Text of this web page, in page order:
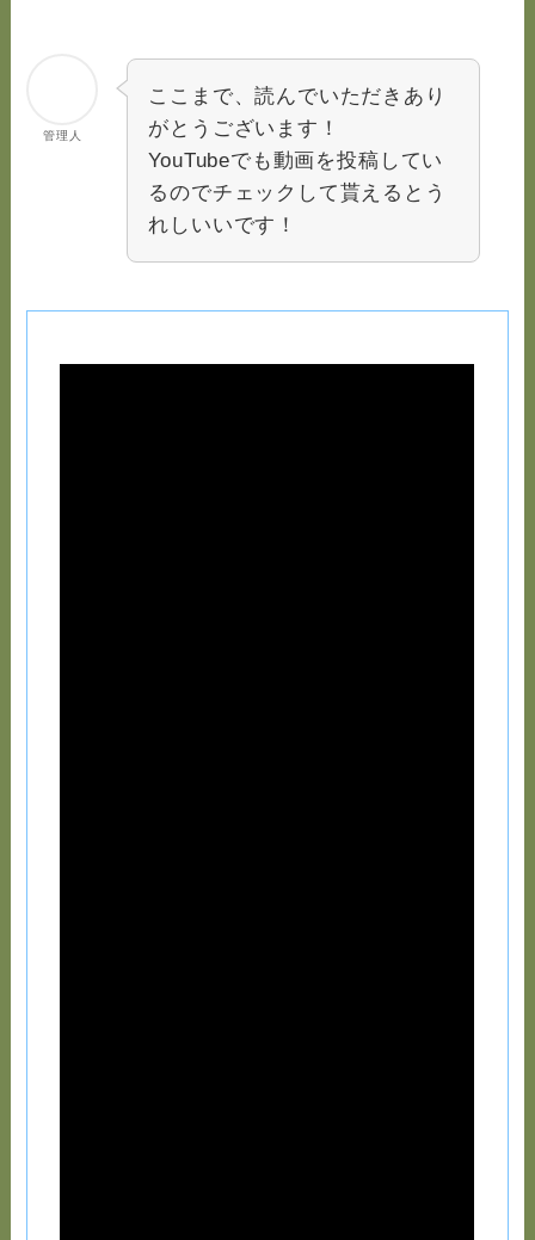
管理人
ここまで、読んでいただきあり
がとうございます！
YouTubeでも動画を投稿してい
るのでチェックして貰えるとう
れしいいです！